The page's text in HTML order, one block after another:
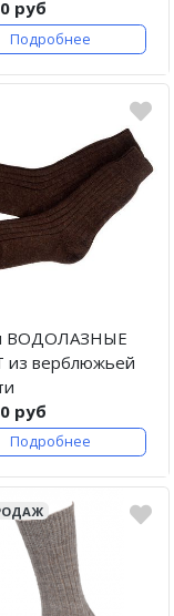
руб
Подробнее
ВОДОЛАЗНЫЕ
из верблюжьей
руб
Подробнее